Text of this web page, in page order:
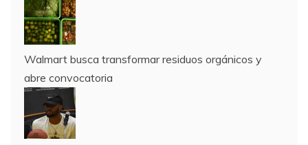
Walmart busca transformar residuos orgánicos y
abre convocatoria